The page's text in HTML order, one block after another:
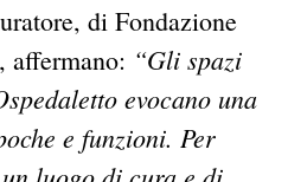
di Fondazione
“Gli spazi
evocano una
e funzioni. Per